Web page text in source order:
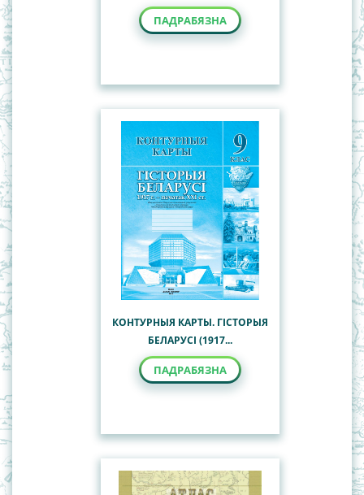
ПАДРАБЯЗНА
КОНТУРНЫЯ КАРТЫ. ГІСТОРЫЯ
БЕЛАРУСІ (1917...
ПАДРАБЯЗНА